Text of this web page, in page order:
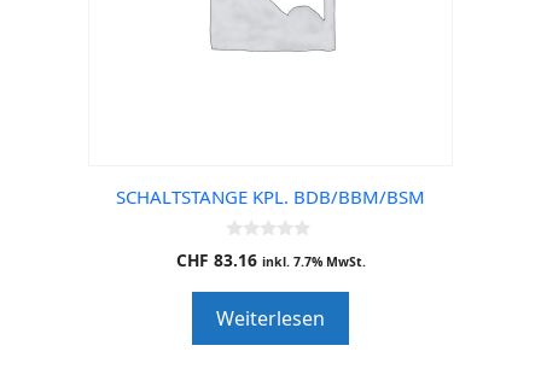
SCHALTSTANGE KPL. BDB/BBM/BSM
0
o
o
f
5
CHF 83.16 inkl. 7.7% MwSt.
Weiterlesen